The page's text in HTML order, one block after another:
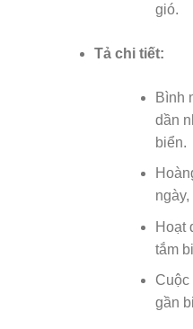
gió.
Tả chi tiết:
Bình
dần
biển.
Hoạt
tắm
gần